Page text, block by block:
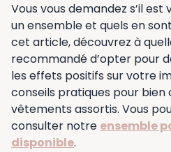
Vous vous demandez s’il
un ensemble et quels en
cet article, découvrez à
recommandé d’opter pour
les effets positifs sur votre
conseils pratiques pour
vêtements assortis. Vous
consulter notre ensemble
disponible.